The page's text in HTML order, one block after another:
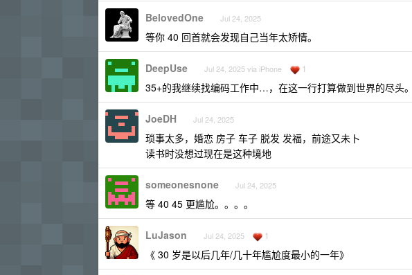
BelovedOne Jul 24, 2025
等你 40 回首就会发现自己当年太矫情。
DeepUse Jul 24, 2025 via iPhone 1
35+的我继续找编码工作中…，在这一行打算做到世界的尽头。
JoeDH Jul 24, 2025
琐事太多，婚恋 房子 车子 脱发 发福，前途又未卜
读书时没想过现在是这种境地
someonesnone Jul 24, 2025
等 40 45 更尴尬。。。。
LuJason Jul 24, 2025 1
《 30 岁是以后几年/几十年尴尬度最小的一年》